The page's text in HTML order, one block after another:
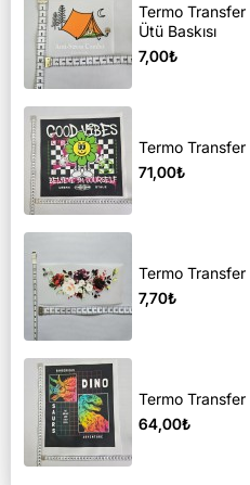
Termo Transfer
Ütü Baskısı
7,00₺
Termo Transfer
71,00₺
Termo Transfer
7,70₺
Termo Transfer
64,00₺